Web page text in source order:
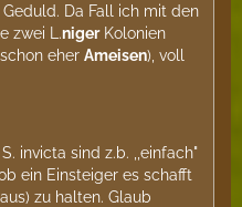
Da Fall ich mit den
zwei L.nigerKolonien
eher Ameisen), voll
invicta sind z.b. ,,einfach"
ein Einsteiger es schafft
zu halten. Glaub